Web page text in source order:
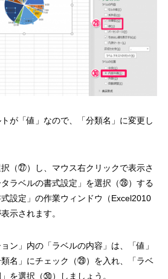
が「値」なので、「分類名」に変更し
（㉗）
し、マウス右クリックで表示さ
タラベルの書式設定」を選択（㉘） する
設定」の作業ウィンドウ（Excel2010
示されます。
ン」内の「ラベルの内容」は、
「値」
名」にチェック（㉙） を入れ、「ラベ
を選択（㉚） しましょう。